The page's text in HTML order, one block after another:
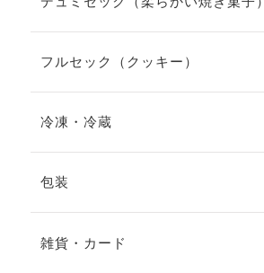
フルセック（クッキー）
冷凍・冷蔵
包装
雑貨・カード